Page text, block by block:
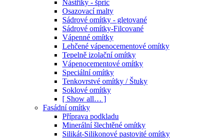
Nástřiky - špric
Osazovací malty
Sádrové omítky - gletované
Sádrové omítky-Filcované
Vápenné omítky
Lehčené vápenocementové omítky
Tepelně izolační omítky
Vápenocementové omítky
Speciální omítky
Tenkovrstvé omítky / Štuky
Soklové omítky
[ Show all… ]
Fasádní omítky
Příprava podkladu
Minerální šlechtěné omítky
Silikát-Silikonové pastovité omítky